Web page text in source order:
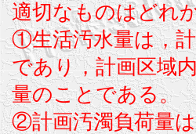
適切なものはどれ
①生活汚水量は，
であり，計画区域
量のことである。
②計画汚濁負荷量